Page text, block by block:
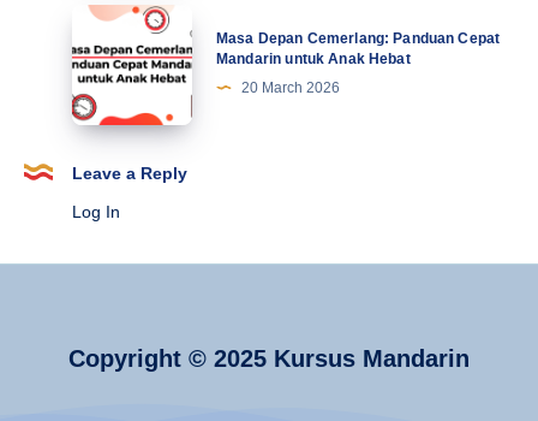
Rahasia
dari
Jejak
Sejarahnya
Masa
Depan
Cemerlang:
Panduan
Cepat
Mandarin
Masa Depan Cemerlang: Panduan Cepat
Mandarin untuk Anak Hebat
20 March 2026
Leave a Reply
Log In
Copyright © 2025 Kursus Mandarin